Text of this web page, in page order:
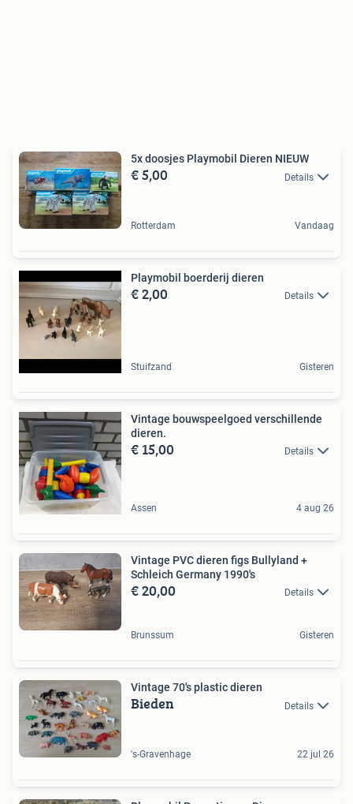
5x doosjes Playmobil Dieren NIEUW
€ 5,00 Details
Rotterdam Vandaag
Playmobil boerderij dieren
€ 2,00 Details
Stuifzand Gisteren
Vintage bouwspeelgoed verschillende
dieren.
€ 15,00 Details
Assen 4 aug 26
Vintage PVC dieren figs Bullyland +
Schleich Germany 1990's
€ 20,00 Details
Brunssum Gisteren
Vintage 70's plastic dieren
Bieden Details
's-Gravenhage 22 jul 26